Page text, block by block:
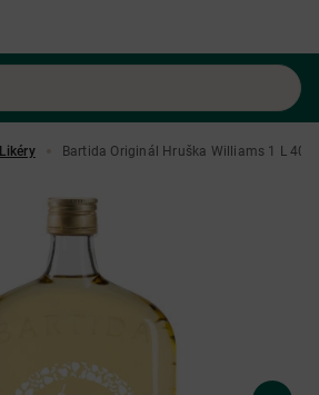
Likéry Bartida Originál Hruška Williams 1 L 40%